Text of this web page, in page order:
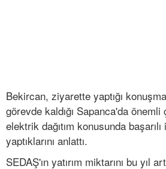
Bekircan, ziyarette yaptığı
görevde kaldığı Sapanca'da önemli
elektrik dağıtım konusunda
yaptıklarını anlattı.
SEDAŞ'ın yatırım miktarını bu yıl